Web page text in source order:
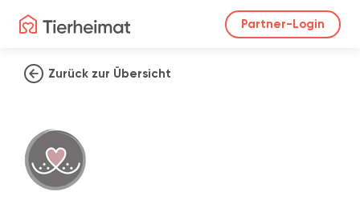
Partner-Login
Zurück zur Übersicht